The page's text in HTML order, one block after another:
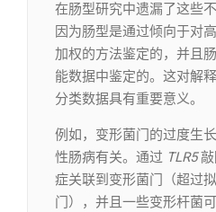
在肠型研究中遗漏了这些
因为肠型是通过倾向于对
加权的方法鉴定的，并且
能数据中鉴定的。这对解
分类数据具有重要意义。
例如，变形菌门的过度生
性肠病有关。通过 TLR5敲
症关联到变形菌门（超过
门），并且一些变形杆菌